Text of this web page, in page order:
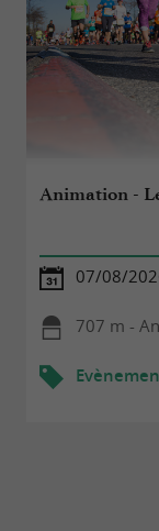
Animation -
07/08/
707 m -